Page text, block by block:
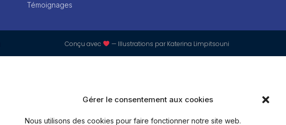
Gérer le consentement aux cookies
Nous utilisons des cookies pour faire fonctionner notre site web.
Témoignages
Conçu avec — Illustrations parKaterina Limpitsouni